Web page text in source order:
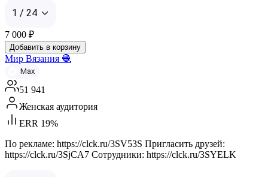
1 / 24
7 000 ₽
Добавить в корзину
Мир Вязания 🧶
Max
51 941
Женская аудитория
ERR 19%
По рекламе: https://clck.ru/3SV53S Пригласить друзей:
https://clck.ru/3SjCA7 Cотрудники: https://clck.ru/3SYELK